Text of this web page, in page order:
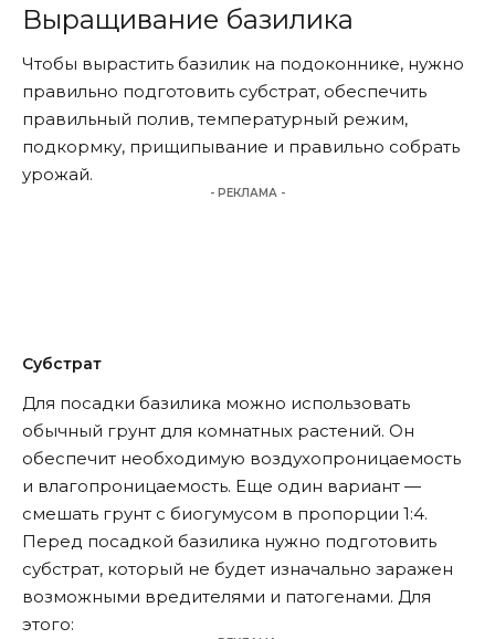
Выращивание базилика
Чтобы вырастить базилик на подоконнике, нужно
правильно подготовить субстрат, обеспечить
правильный полив, температурный режим,
подкормку, прищипывание и правильно собрать
урожай.
- РЕКЛАМА -
Субстрат
Для посадки базилика можно использовать
обычный грунт для комнатных растений. Он
обеспечит необходимую воздухопроницаемость
и влагопроницаемость. Еще один вариант —
смешать грунт с биогумусом в пропорции 1:4.
Перед посадкой базилика нужно подготовить
субстрат, который не будет изначально заражен
возможными вредителями и патогенами. Для
этого: